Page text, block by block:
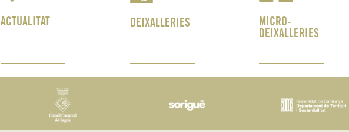
ACTUALITAT DEIXALLERIES
MICRO-
DEIXALLERIES